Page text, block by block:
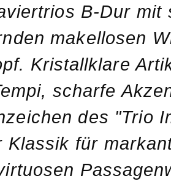
B-Dur mit
makellosen
Kristallklare
scharfe
des "Trio
Klassik für